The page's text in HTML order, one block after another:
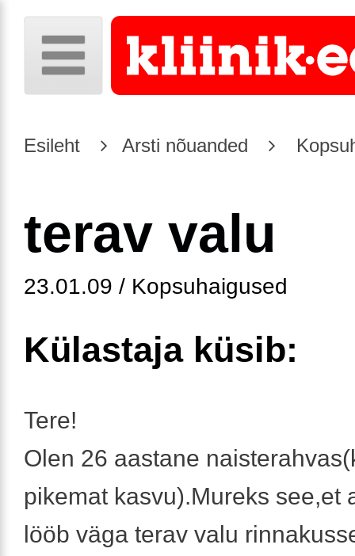
Esileht Arsti nõuanded
terav valu
23.01.09 / Kopsuhaigused
Külastaja küsib:
Tere!
Olen 26 aastane
pikemat kasvu).Mureks see,et
lööb väga terav valu